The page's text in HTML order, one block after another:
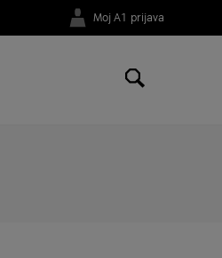
Moj A1 prijava